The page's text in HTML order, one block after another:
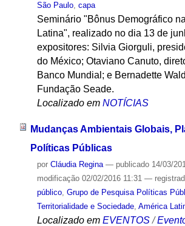
São Paulo, capa
Seminário "Bônus Demográfico
Latina", realizado no dia 13 de
expositores: Silvia Giorguli,
do México; Otaviano Canuto,
Banco Mundial; e Bernadette
Fundação Seade.
Localizado em NOTÍCIAS
Mudanças Ambientais Globais,
Políticas Públicas
por Cláudia Regina — publicado14/03/
modificação02/02/2016 11:31 —
público, Grupo de Pesquisa Políticas
Territorialidade e Sociedade, América
Localizado em EVENTOS /